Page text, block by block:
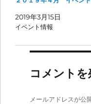
2019年3月15日
イベント情報
コメントを
メールアドレスが公